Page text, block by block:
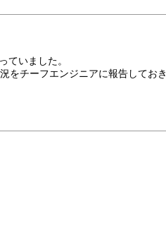
ていました。
チーフエンジニアに報告しておき